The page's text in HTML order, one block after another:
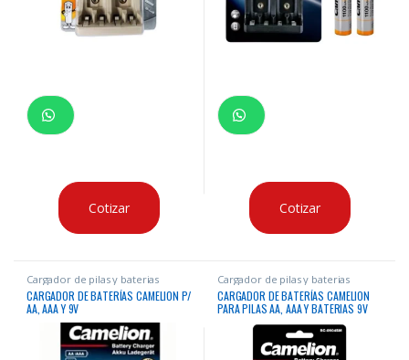
Cotizar Cotizar
Cargador de pilas y baterias
CARGADOR DE BATERÍAS CAMELION P/
AA, AAA Y 9V
Cargador de pilas y baterias
CARGADOR DE BATERÍAS CAMELION
PARA PILAS AA, AAA Y BATERIAS 9V